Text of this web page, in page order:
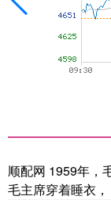
顺配网 1959年，
毛主席穿着睡衣，